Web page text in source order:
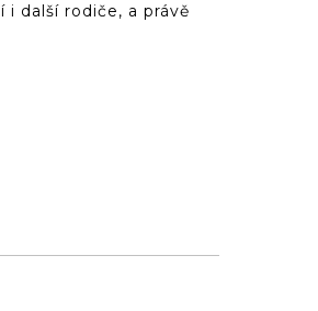
další rodiče, a právě